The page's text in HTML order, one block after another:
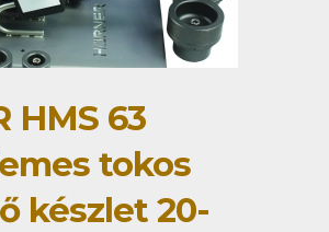
HMS 63
tokos
készlet 20-